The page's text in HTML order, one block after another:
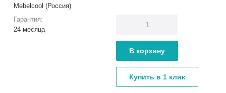
Mebelcool (Россия)
Гарантия:
24 месяца
В корзину
Купить в 1 клик